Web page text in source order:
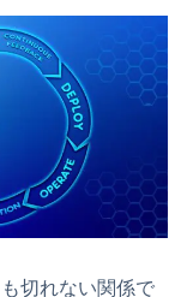
切れない関係で